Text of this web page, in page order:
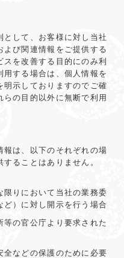
して、お客様に対し当社
び関連情報をご提供する
を改善する目的にのみ利
する場合は、個人情報を
明示しておりますのでご確
の目的以外に無断で利用
報は、以下のそれぞれの場
ることはありません。
限りにおいて当社の業務委
）に対し開示を行う場合
等の官公庁より要求された
全などの保護のために必要